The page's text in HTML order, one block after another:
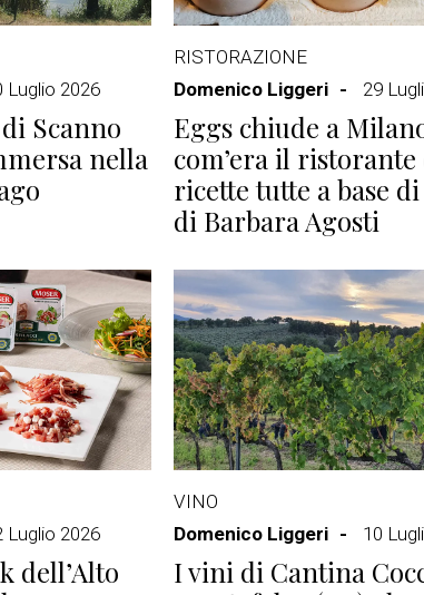
Luglio 2026
Scanno
nella
RISTORAZIONE
Domenico Liggeri
29
Eggs chiude a
com’era il ristorante
ricette tutte a base
di Barbara Agosti
Luglio 2026
dell’Alto
VINO
Domenico Liggeri
10
I vini di Cantina